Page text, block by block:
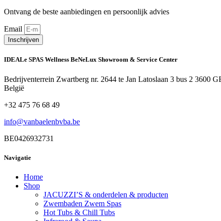
Ontvang de beste aanbiedingen en persoonlijk advies
Email
Inschrijven
IDEALe SPAS Wellness BeNeLux Showroom & Service Center
Bedrijventerrein Zwartberg nr. 2644 te Jan Latoslaan 3 bus 2 3600
België
+32 475 76 68 49
info@vanbaelenbvba.be
BE0426932731
Navigatie
Home
Shop
JACUZZI’S & onderdelen & producten
Zwembaden Zwem Spas
Hot Tubs & Chill Tubs